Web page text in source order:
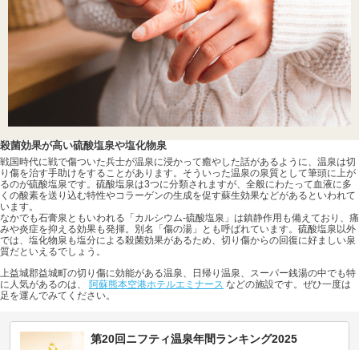
殺菌効果が高い硫酸塩泉や塩化物泉
戦国時代に戦で傷ついた兵士が温泉に浸かって癒やした話があるように、温泉は切
り傷を治す手助けをすることがあります。そういった温泉の泉質として筆頭に上が
るのが硫酸塩泉です。硫酸塩泉は3つに分類されますが、全般にわたって血液に多
くの酸素を送り込む特性やコラーゲンの生成を促す蘇生効果などがあるといわれて
います。
なかでも石膏泉ともいわれる「カルシウム-硫酸塩泉」は鎮静作用も備えており、痛
みや炎症を抑える効果も発揮。別名「傷の湯」とも呼ばれています。硫酸塩泉以外
では、塩化物泉も塩分による殺菌効果があるため、切り傷からの回復に好ましい泉
質だといえるでしょう。
上益城郡益城町の切り傷に効能がある温泉、日帰り温泉、スーパー銭湯の中でも特
に人気があるのは、 阿蘇熊本空港ホテルエミナース などの施設です。ぜひ一度は
足を運んでみてください。
第20回ニフティ温泉年間ランキング2025